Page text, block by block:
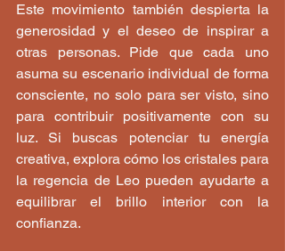
Este movimiento también despierta la
generosidad y el deseo de inspirar a
otras personas. Pide que cada uno
asuma su escenario individual de forma
consciente, no solo para ser visto, sino
para contribuir positivamente con su
luz. Si buscas potenciar tu energía
creativa, explora cómo los cristales para
la regencia de Leo pueden ayudarte a
equilibrar el brillo interior con la
confianza.